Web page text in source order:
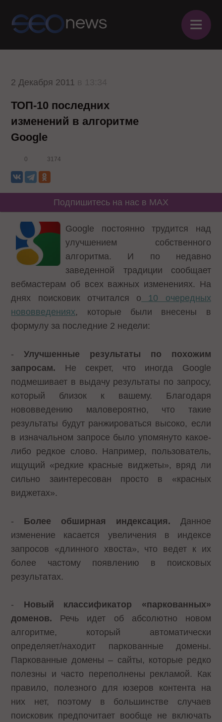
≡
2 Декабря 2011
ТОП-10 последних
изменений в алгоритме
Google
0 3174
Подпишитесь на нас в MAX
Google постоянно трудится над
улучшением собственного
алгоритма. И по недавно
заведенной традиции сообщает
вебмастерам об всех важных изменениях. На
днях поисковик отчитался о 10 очередных
нововведениях, которые были внесены в
формулу за последние 2 недели:
-Улучшенные результаты по похожим
запросам. Не секрет, что иногда Google
подмешивает в выдачу результаты по запросу,
который близок к вашему. Благодаря
нововведению маловероятно, что такие
результаты будут ранжироваться высоко, если
в изначальном запросе было упомянуто какое-
либо редкое слово. Например, пользователь,
ищущий «редкие красные виджеты», вряд ли
сильно заинтересован просто в «красных
виджетах».
- Более обширная индексация. Данное
изменение касается увеличения в индексе
запросов «длинного хвоста», что ведет к их
более частому появлению в поисковых
результатах.
- Новый классификатор «паркованных»
доменов. Речь идет об абсолютно новом
алгоритме, который автоматически
определяет/находит паркованные домены.
Паркованные домены – сайты, которые редко
полезны и часто переполнены рекламой. Как
правило, полезного для юзеров контента на
них нет, поэтому в большинстве случаев
поисковик предпочитает вообще не включать